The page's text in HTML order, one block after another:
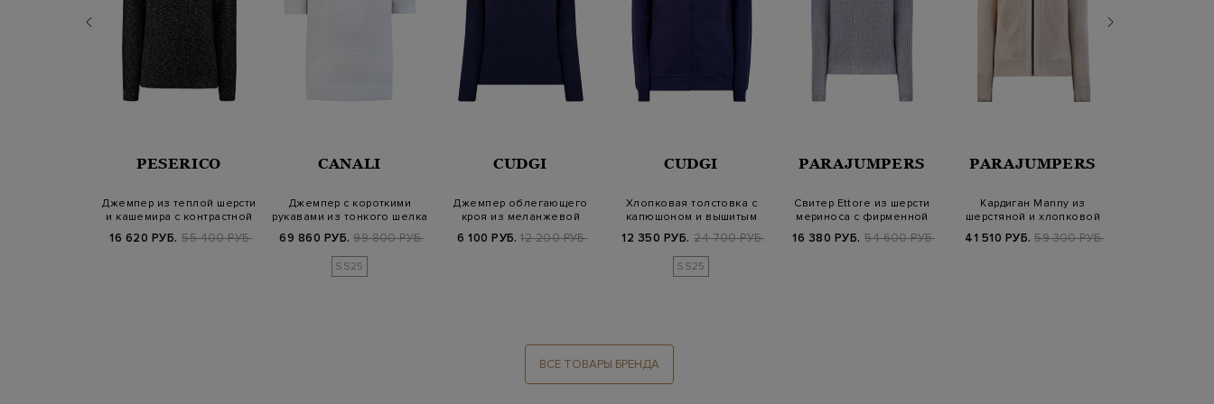
PESERICO
Джемпер из теплой шерсти
и кашемира с контрастной
16 620 РУБ. 55 400 РУБ.
CANALI
Джемпер с короткими
рукавами из тонкого шелка
69 860 РУБ. 99 800 РУБ.
SS25
CUDGI
Джемпер облегающего
кроя из меланжевой
6 100 РУБ. 12 200 РУБ.
CUDGI
Хлопковая толстовка с
капюшоном и вышитым
12 350 РУБ. 24 700 РУБ.
SS25
PARAJUMPERS
Свитер Ettore из шерсти
мериноса с фирменной
16 380 РУБ. 54 600 РУБ.
PARAJUMPERS
Кардиган Manny из
шерстяной и хлопковой
41 510 РУБ. 59 300 РУБ.
ВСЕ ТОВАРЫ БРЕНДА